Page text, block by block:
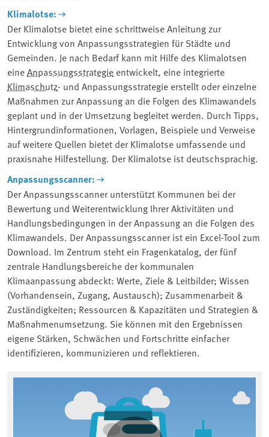
Klimalotse:
Der Klimalotse bietet eine schrittweise Anleitung zur
Entwicklung von Anpassungsstrategien für Städte und
Gemeinden. Je nach Bedarf kann mit Hilfe des Klimalotsen
eineAnpassungsstrategie entwickelt, eine integrierte
Klimaschutz- und Anpassungsstrategie erstellt oder einzelne
Maßnahmen zur Anpassung an die Folgen des Klimawandels
geplant und in der Umsetzung begleitet werden. Durch Tipps,
Hintergrundinformationen, Vorlagen, Beispiele und Verweise
auf weitere Quellen bietet der Klimalotse umfassende und
praxisnahe Hilfestellung. Der Klimalotse ist deutschsprachig.
Anpassungsscanner:
Der Anpassungsscanner unterstützt Kommunen bei der
Bewertung und Weiterentwicklung Ihrer Aktivitäten und
Handlungsbedingungen in der Anpassung an die Folgen des
Klimawandels. Der Anpassungsscanner ist ein Excel-Tool zum
Download. Im Zentrum steht ein Fragenkatalog, der fünf
zentrale Handlungsbereiche der kommunalen
Klimaanpassung abdeckt: Werte, Ziele & Leitbilder; Wissen
(Vorhandensein, Zugang, Austausch); Zusammenarbeit &
Zuständigkeiten; Ressourcen & Kapazitäten und Strategien &
Maßnahmenumsetzung. Sie können mit den Ergebnissen
eigene Stärken, Schwächen und Fortschritte einfacher
identifizieren, kommunizieren und reflektieren.